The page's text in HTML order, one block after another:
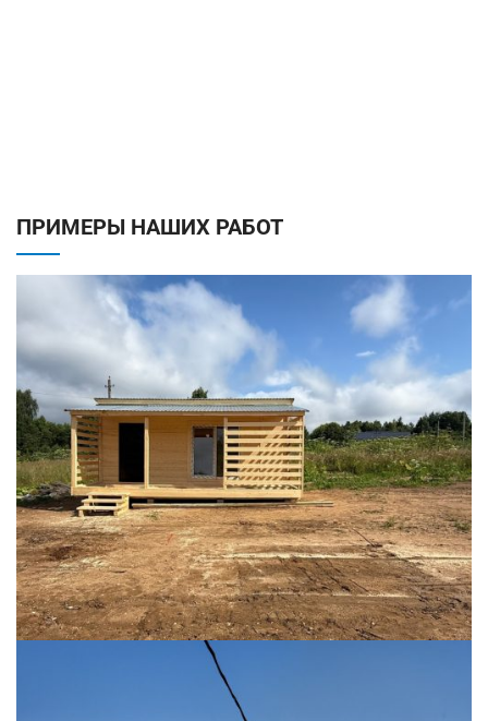
ПРИМЕРЫ НАШИХ РАБОТ
ДАЧНЫЕ ДОМИКИ
ДВУСКАТНАЯ КРЫША